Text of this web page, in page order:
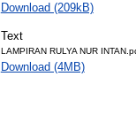
Download (209kB)
Text
LAMPIRAN RULYA NUR
Download (4MB)